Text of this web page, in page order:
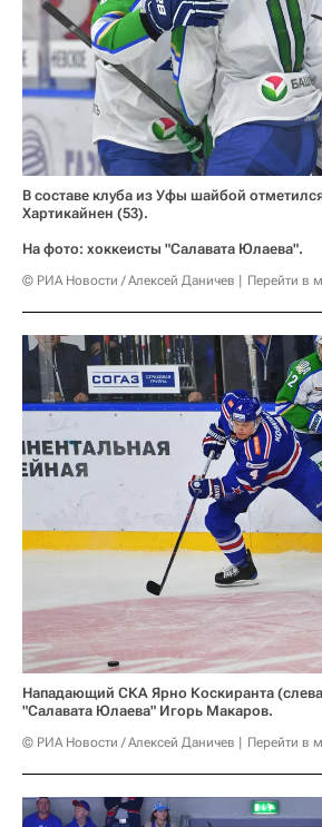
В составе клуба из Уфы шайбой
Хартикайнен (53).
На фото: хоккеисты "Салавата Юлаева".
© РИА Новости / Алексей Даничев Перейти в
Нападающий СКА Ярно Коскиранта
"Салавата Юлаева" Игорь Макаров.
© РИА Новости / Алексей Даничев Перейти в